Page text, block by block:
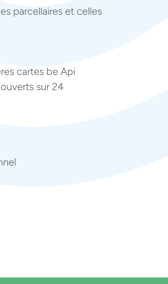
parcellaires et celles
cartes be Api
sur 24